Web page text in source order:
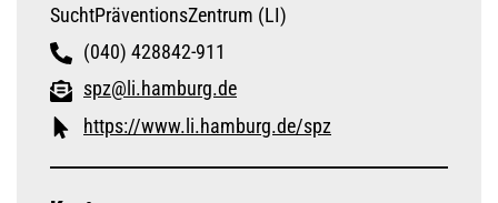
SuchtPräventionsZentrum (LI)
(040) 428842-911
spz@li.hamburg.de
https://www.li.hamburg.de/spz